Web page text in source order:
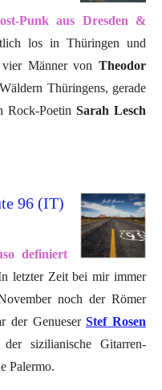
Punk aus Dresden &
los in Thüringen und
Männer von Theodor
Thüringens, gerade
Rock-PoetinSarah Lesch
96 (IT)
definiert
letzter Zeit bei mir immer
noch der Römer
der GenueserStef Rosen
sizilianische Gitarren-
Palermo.